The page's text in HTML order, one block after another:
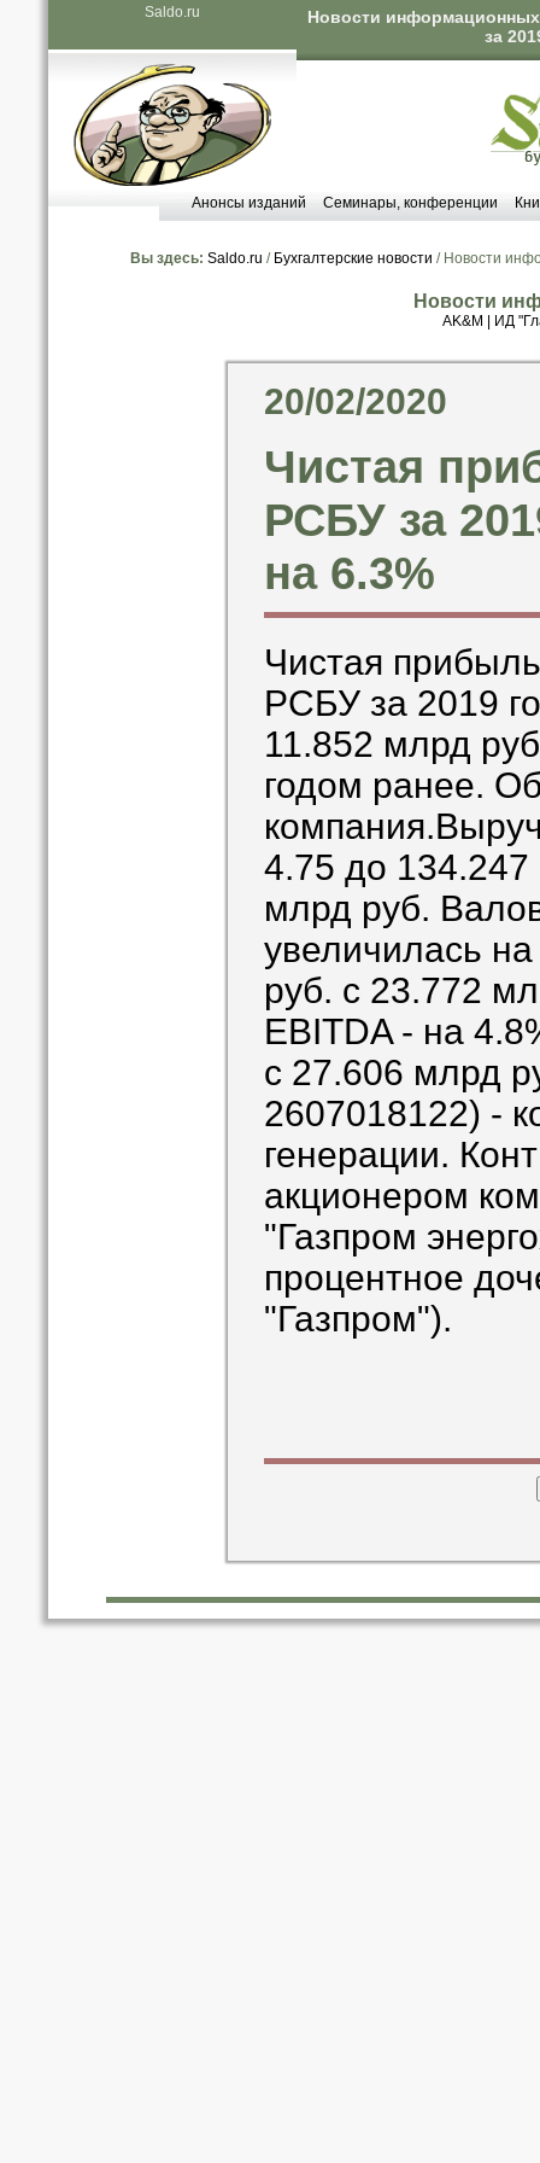
Saldo.ru
Новости
за
Анонсы изданий Семинары, конференции
Вы здесь: Saldo.ru / Бухгалтерские новости / Новости
Новости
AK&M ИД
20/02/2020
Чистая
РСБУ за
на 6.3%
Чистая
РСБУ за 2019
11.852 млрд
годом ранее.
4.75 до
млрд руб.
увеличилась
руб. с 23.772
EBITDA - на
с 27.606 млрд
2607018122) -
генерации.
акционером
"Газпром
процентное
"Газпром").